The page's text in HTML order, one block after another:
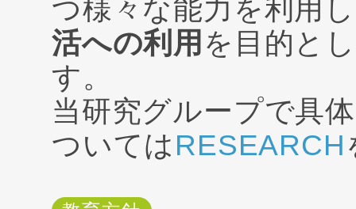
つ様々な能力を利用
活への利用 を目的と
す。
当研究グループで具
ついてはRESEARCH